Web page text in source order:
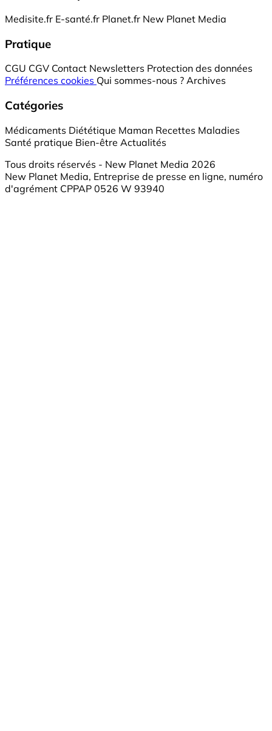
Medisite.fr E-santé.fr Planet.fr New Planet Media
Pratique
CGU CGV Contact Newsletters Protection des données
Préférences cookies Qui sommes-nous ? Archives
Catégories
Médicaments Diététique Maman Recettes Maladies
Santé pratique Bien-être Actualités
Tous droits réservés - New Planet Media 2026
New Planet Media, Entreprise de presse en ligne, numéro
d'agrément CPPAP 0526 W 93940